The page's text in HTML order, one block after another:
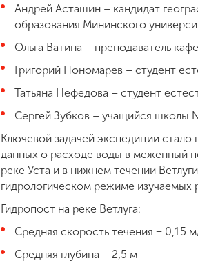
Андрей Асташин – кандидат
образования Мининского
Ольга Ватина – преподаватель
Григорий Пономарев – студент
Татьяна Нефедова – студент
Сергей Зубков – учащийся школы
Ключевой задачей экспедиции стало
данных о расходе воды в меженный
реке Уста и в нижнем течении
гидрологическом режиме изучаемых
Гидропост на реке Ветлуга:
Средняя скорость течения = 0,15
Средняя глубина – 2,5 м